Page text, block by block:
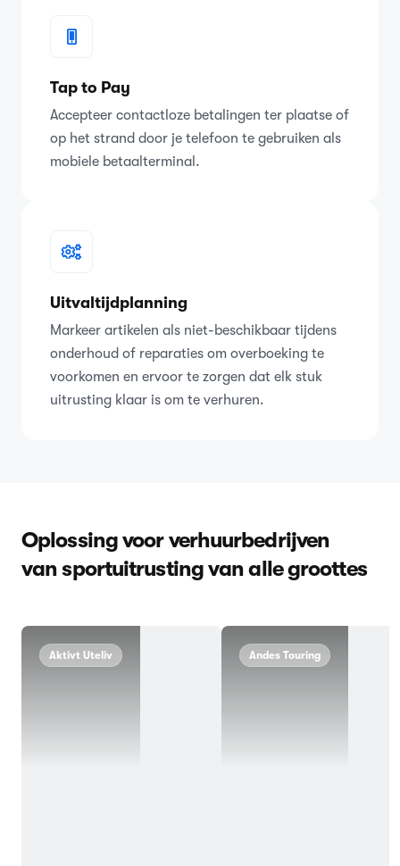
Tap to Pay
Accepteer contactloze betalingen ter plaatse of
op het strand door je telefoon te gebruiken als
mobiele betaalterminal.
Uitvaltijdplanning
Markeer artikelen als niet-beschikbaar tijdens
onderhoud of reparaties om overboeking te
voorkomen en ervoor te zorgen dat elk stuk
uitrusting klaar is om te verhuren.
Oplossing voor verhuurbedrijven
van sportuitrusting van alle groottes
Aktivt Uteliv Andes Touring